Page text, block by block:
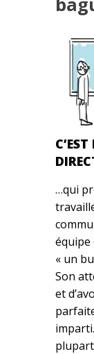
…qui
équipe
« un
Son
et